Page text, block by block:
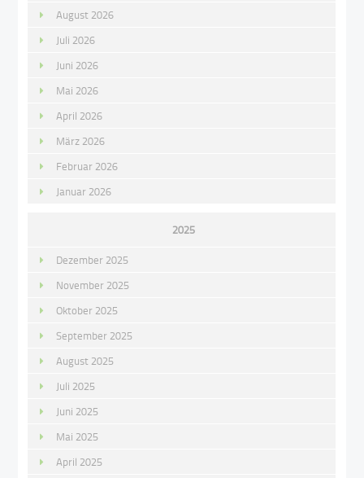
August 2026
Juli 2026
Juni 2026
Mai 2026
April 2026
März 2026
Februar 2026
Januar 2026
2025
Dezember 2025
November 2025
Oktober 2025
September 2025
August 2025
Juli 2025
Juni 2025
Mai 2025
April 2025